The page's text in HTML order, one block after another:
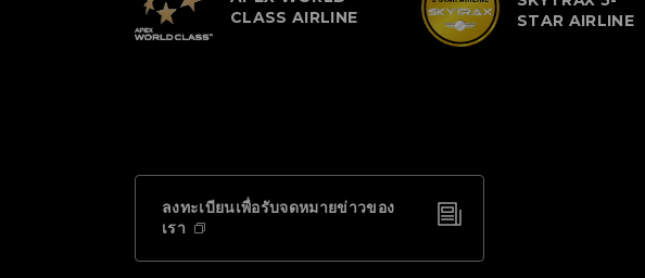
CLASS AIRLINE
STAR AIRLINE
ลงทะเบียนเพื่อรับจดหมายข่าวของ
เรา